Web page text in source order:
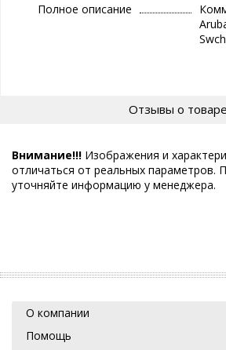
Полное описание
Swch
Отзывы о товаре
Внимание!!! Изображения и
отличаться от реальных параметров.
уточняйте информацию у менеджера.
О компании
Помощь